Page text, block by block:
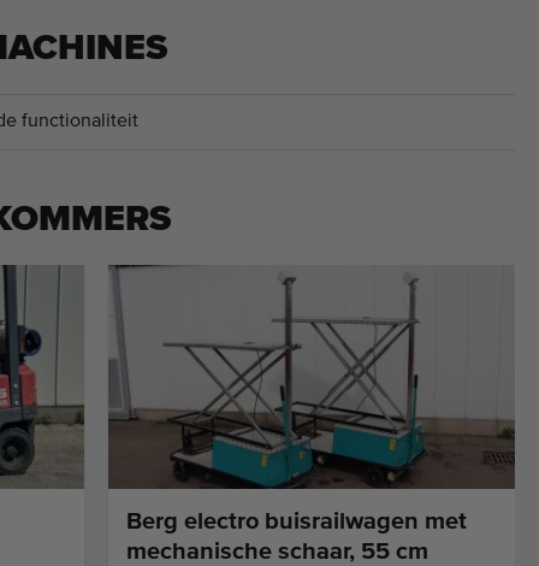
functionaliteit
Berg electro buisrailwagen met
mechanische schaar, 55 cm